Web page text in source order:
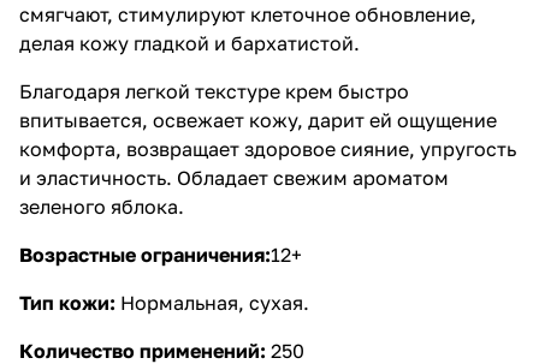
смягчают, стимулируют клеточное обновление,
делая кожу гладкой и бархатистой.
Благодаря легкой текстуре крем быстро
впитывается, освежает кожу, дарит ей ощущение
комфорта, возвращает здоровое сияние, упругость
и эластичность. Обладает свежим ароматом
зеленого яблока.
Возрастные ограничения:12+
Тип кожи: Нормальная, сухая.
Количество применений: 250